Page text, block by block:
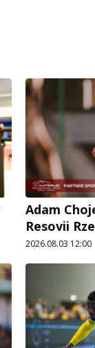
Adam
Resovii
2026.08.03 12:00